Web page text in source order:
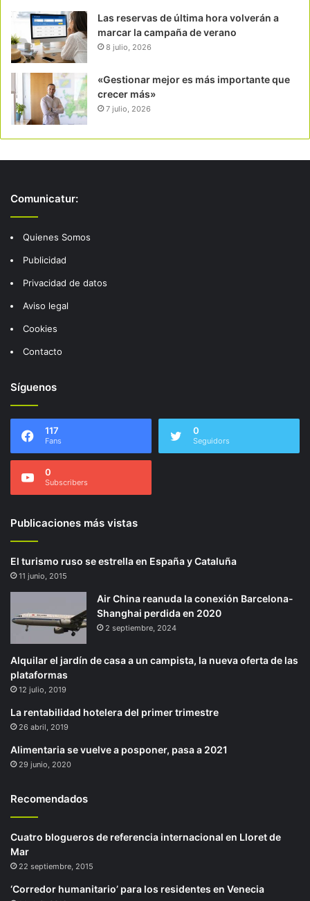
Las reservas de última hora volverán a
marcar la campaña de verano
8 julio, 2026
«Gestionar mejor es más importante que
crecer más»
7 julio, 2026
Comunicatur:
Quienes Somos
Publicidad
Privacidad de datos
Aviso legal
Cookies
Contacto
Síguenos
117
Fans
0
Seguidors
0
Subscribers
Publicaciones más vistas
El turismo ruso se estrella en España y Cataluña
11 junio, 2015
Air China reanuda la conexión Barcelona-
Shanghai perdida en 2020
2 septiembre, 2024
Alquilar el jardín de casa a un campista, la nueva oferta de las
plataformas
12 julio, 2019
La rentabilidad hotelera del primer trimestre
26 abril, 2019
Alimentaria se vuelve a posponer, pasa a 2021
29 junio, 2020
Recomendados
Cuatro blogueros de referencia internacional en Lloret de
Mar
22 septiembre, 2015
‘Corredor humanitario’ para los residentes en Venecia